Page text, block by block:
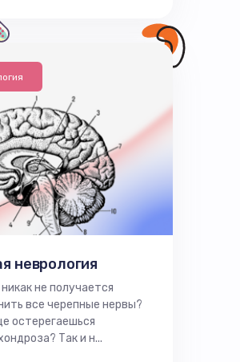
неврология
не получается
все черепные нервы?
остерегаешься
Так и н...